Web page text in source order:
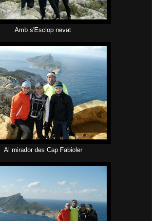
Amb s'Esclop nevat
Al mirador des Cap Fabioler